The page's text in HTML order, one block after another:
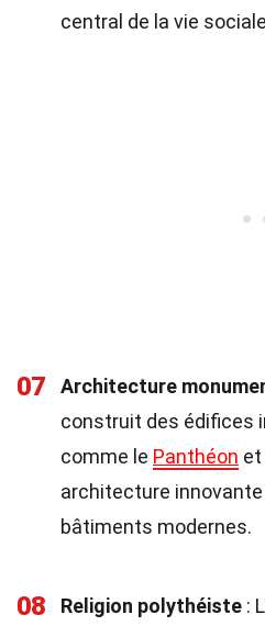
central de la vie
07 Architecture
construit des édifices
comme le Panthéon et
architecture
bâtiments modernes.
08 Religion polythéiste :